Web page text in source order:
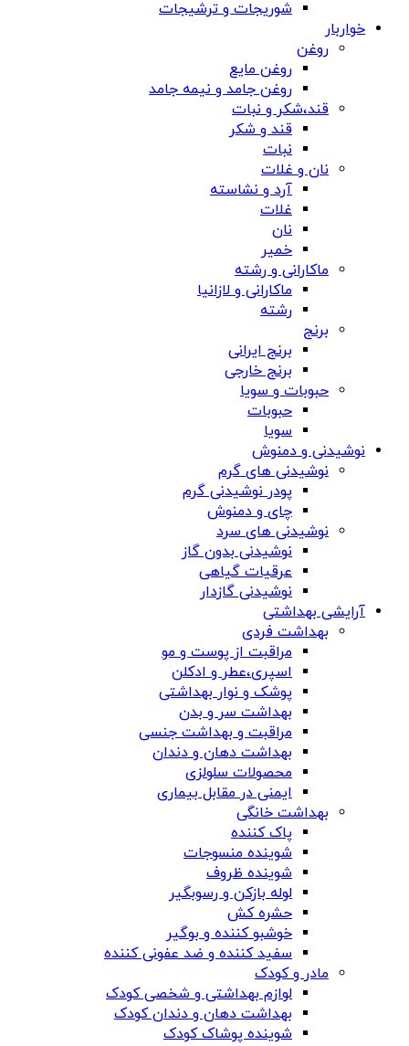
شوریجات و ترشیجات
خواربار
روغن
روغن مایع
روغن جامد و نیمه جامد
قند،شکر و نبات
قند و شکر
نبات
نان و غلات
آرد و نشاسته
غلات
نان
خمیر
ماکارانی و رشته
ماکارانی و لازانیا
رشته
برنج
برنج ایرانی
برنج خارجی
حبوبات و سویا
حبوبات
سویا
نوشیدنی و دمنوش
نوشیدنی های گرم
پودر نوشیدنی گرم
چای و دمنوش
نوشیدنی های سرد
نوشیدنی بدون گاز
عرقیات گیاهی
نوشیدنی گازدار
آرایشی بهداشتی
بهداشت فردی
مراقبت از پوست و مو
اسپری،عطر و ادکلن
پوشک و نوار بهداشتی
بهداشت سر و بدن
مراقبت و بهداشت جنسی
بهداشت دهان و دندان
محصولات سلولزی
ایمنی در مقابل بیماری
بهداشت خانگی
پاک کننده
شوینده منسوجات
شوینده ظروف
لوله بازکن و رسوبگیر
حشره کش
خوشبو کننده و بوگیر
سفید کننده و ضد عفونی کننده
مادر و کودک
لوازم بهداشتی و شخصی کودک
بهداشت دهان و دندان کودک
شوینده پوشاک کودک